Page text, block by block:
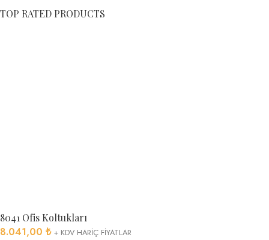
TOP RATED PRODUCTS
8041 Ofis Koltukları
8.041,00 ₺ + KDV HARİÇ FİYATLAR